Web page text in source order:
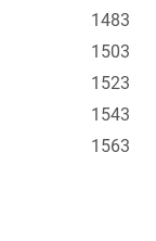
1483
1503
1523
1543
1563